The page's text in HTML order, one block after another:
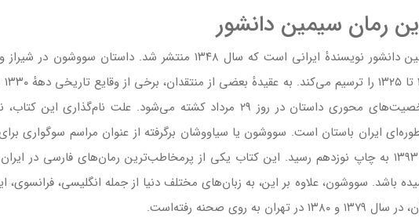
رمان سیمین دانشور
سووشون (دربارهٔ این پرونده تلفظ) نخستین رمانِ سیمین دانشور نویسندهٔ ایرانی است که سال
در روند رمان انعکاس داشته‌است؛ چنان‌که یکی از شخصیت‌های محوری داستان در روز ۲۹ مرداد کشته
ایران باستان است. سووشون یا سیاووشان برگرفته از عنوان مراسم سوگواری
نخستین بار در تیرماه سال ۱۳۴۸ منتشر شد و تا سال ۱۳۹۳ به چاپ نوزدهم رسید. این کتاب یکی از پرمخاطب‌ترین رمان‌های
رسیده باشد. سووشون، علاوه بر این، به زبان‌های مختلف دنیا از جمله انگلیسی، فرانسوی،
صحنه رفته‌است.